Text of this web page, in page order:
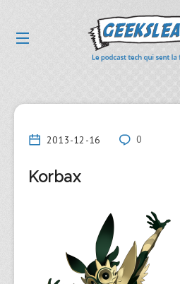
2013-12-16 0
Korbax